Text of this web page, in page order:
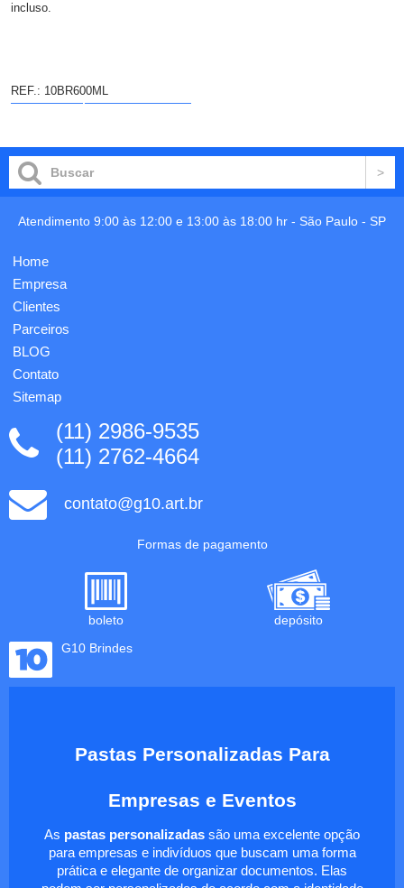
incluso.
REF.: 10BR600ML
Atendimento 9:00 às 12:00 e 13:00 às 18:00 hr - São Paulo - SP
Home
Empresa
Clientes
Parceiros
BLOG
Contato
Sitemap
(11) 2986-9535
(11) 2762-4664
contato@g10.art.br
Formas de pagamento
boleto
depósito
G10 Brindes
Pastas Personalizadas Para
Empresas e Eventos
As pastas personalizadas são uma excelente opção
para empresas e indivíduos que buscam uma forma
prática e elegante de organizar documentos. Elas